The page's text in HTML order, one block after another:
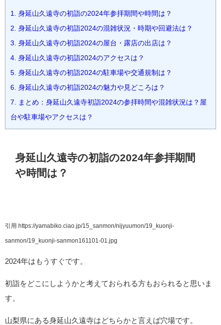
1. 身延山久遠寺の初詣の2024年参拝期間や時間は？
2. 身延山久遠寺の初詣2024の混雑状況・時期や回避法は？
3. 身延山久遠寺の初詣2024の屋台・露店の出店は？
4. 身延山久遠寺の初詣2024のアクセスは？
5. 身延山久遠寺の初詣2024の駐車場や交通規制は？
6. 身延山久遠寺の初詣2024の魅力や見どころは？
7. まとめ：身延山久遠寺初詣2024の参拝時間や混雑状況は？屋
台や駐車場やアクセスは？
身延山久遠寺の初詣の2024年参拝期間
や時間は？
引用 https://yamabiko.ciao.jp/15_sanmon/nijyuumon/19_kuonji-
sanmon/19_kuonji-sanmon161101-01.jpg
2024年はもうすぐです。
初詣をどこにしようかと考えておられる方もおられると思いま
す。
山梨県にある身延山久遠寺はどちらかと言えば穴場です。